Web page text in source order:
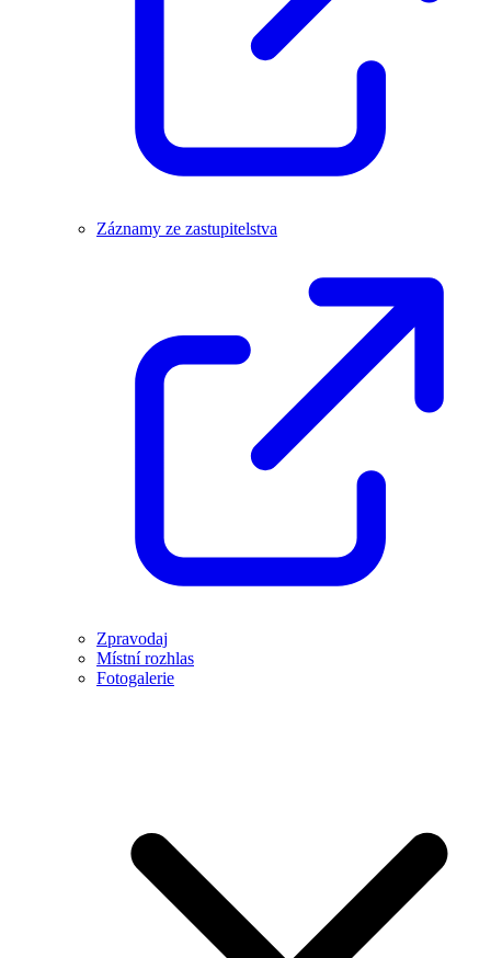
Záznamy ze zastupitelstva
Zpravodaj
Místní rozhlas
Fotogalerie